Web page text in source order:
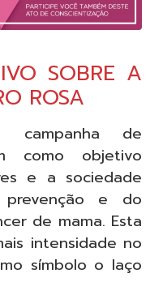
SOBRE A
ROSA
campanha de
como objetivo
e a sociedade
e do
de mama. Esta
intensidade no
símbolo o laço